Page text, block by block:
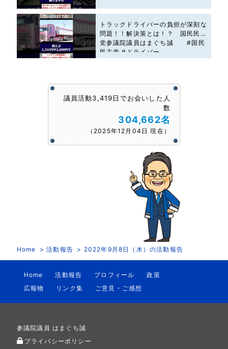
トラックドライバーの負担が深刻な
問題！！解決策とは！？ 国民民主
党参議院議員はまぐち誠 #国民
民主党 #ドライバー
議員活動3,419日でお会いした人
数
304,662名
（2025年12月04日 現在）
Home 活動報告 2022年9月8日（木）の活動報告
Home 活動報告 プロフィール
政策
広報物
リンク集 ご意見・ご感想
参議院議員 はまぐち誠
プライバシーポリシー